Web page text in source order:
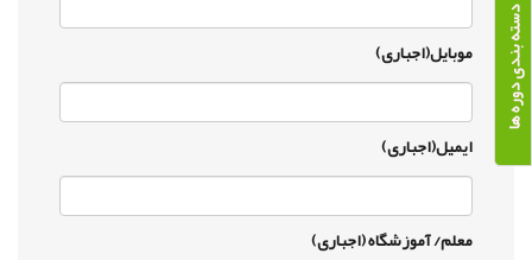
دسته بندی دوره ها موبایل(اجباری)
ایمیل(اجباری)
معلم/ آموزشگاه (اجباری)